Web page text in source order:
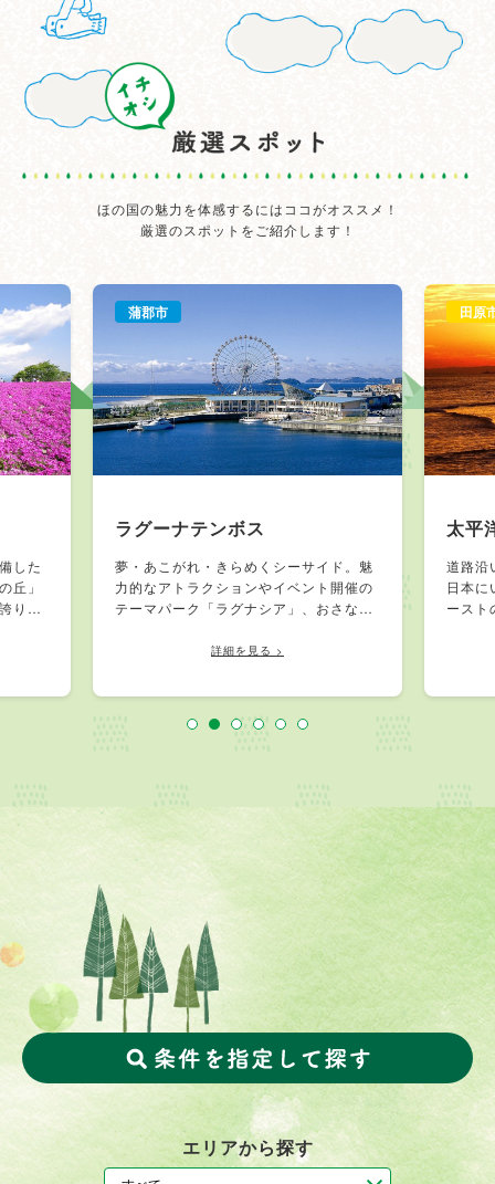
ほの国の魅力を体感するにはココがオススメ！
厳選のスポットをご紹介します！
した
丘」
り、
蒲郡市
ラグーナテンボス
夢・あこがれ・きらめくシーサイド。魅
力的なアトラクションやイベント開催の
テーマパーク「ラグナシア」、おさなか
並ぶ「フェスティバルマーケット」、天
詳細を見る >
田原
太平
道路沿
日本
ースト
エリアから探す